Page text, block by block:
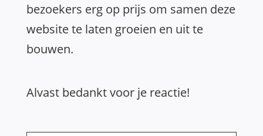
bezoekers erg op prijs om samen deze
website te laten groeien en uit te
bouwen.
Alvast bedankt voor je reactie!